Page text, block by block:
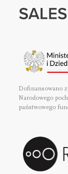
Dofinansowano
Narodowego
państwowego